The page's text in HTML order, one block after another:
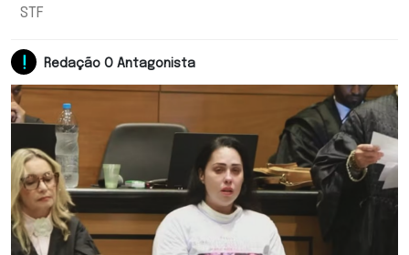
STF
Redação O Antagonista